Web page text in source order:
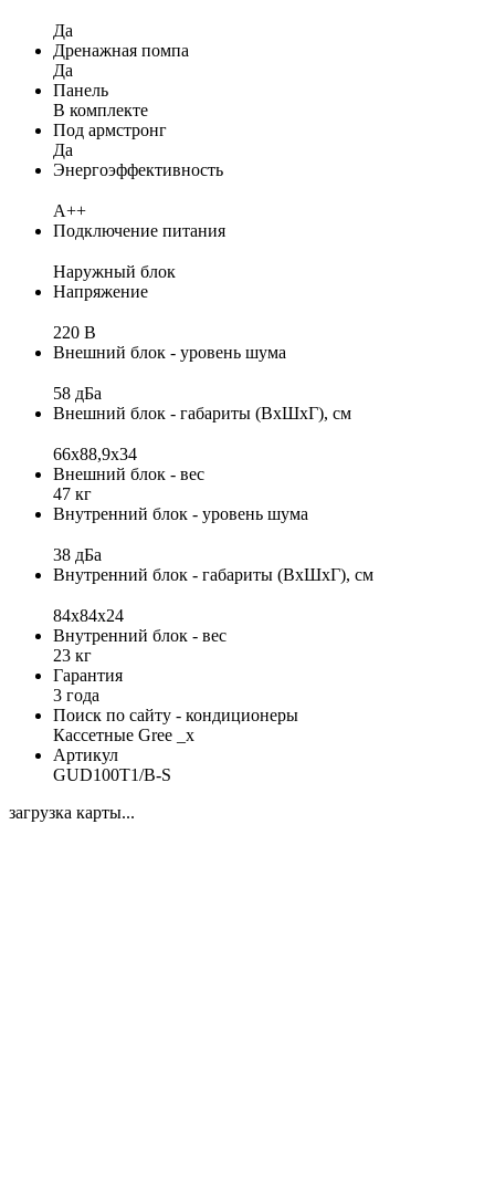
Да
Дренажная помпа
Да
Панель
В комплекте
Под армстронг
Да
Энергоэффективность
A++
Подключение питания
Наружный блок
Напряжение
220 В
Внешний блок - уровень шума
58 дБа
Внешний блок - габариты (ВхШхГ), см
66x88,9х34
Внешний блок - вес
47 кг
Внутренний блок - уровень шума
38 дБа
Внутренний блок - габариты (ВхШхГ), см
84x84x24
Внутренний блок - вес
23 кг
Гарантия
3 года
Поиск по сайту - кондиционеры
Кассетные Gree _x
Артикул
GUD100T1/B-S
загрузка карты...